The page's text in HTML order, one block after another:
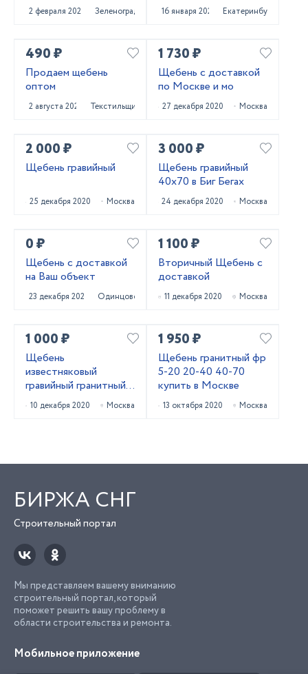
2 февраля 2022 Зеленоград 16 января 2022 Екатеринбург
490 ₽
Продаем щебень
оптом
2 августа 2021 Текстильщик
1 730 ₽
Щебень с доставкой
по Москве и мо
27 декабря 2020 Москва
2 000 ₽
Щебень гравийный
25 декабря 2020 Москва
3 000 ₽
Щебень гравийный
40х70 в Биг Бегах
24 декабря 2020 Москва
0 ₽
Щебень с доставкой
на Ваш объект
23 декабря 2020 Одинцово
1 100 ₽
Вторичный Щебень с
доставкой
11 декабря 2020 Москва
1 000 ₽
Щебень
известняковый
гравийный гранитный
20-40
10 декабря 2020 Москва
1 950 ₽
Щебень гранитный фр
5-20 20-40 40-70
купить в Москве
13 октября 2020 Москва
БИРЖА СНГ
Строительный портал
Мы представляем вашему вниманию
строительный портал, который
поможет решить вашу проблему в
области строительства и ремонта.
Мобильное приложение